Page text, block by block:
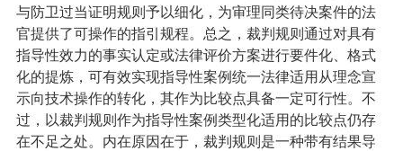
与防卫过当证明规则予以细化，为审理同类待决案件的法
官提供了可操作的指引规程。总之，裁判规则通过对具有
指导性效力的事实认定或法律评价方案进行要件化、格式
化的提炼，可有效实现指导性案例统一法律适用从理念宣
示向技术操作的转化，其作为比较点具备一定可行性。不
过，以裁判规则作为指导性案例类型化适用的比较点仍存
在不足之处。内在原因在于，裁判规则是一种带有结果导